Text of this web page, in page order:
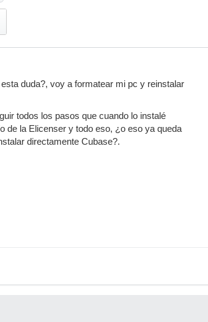
duda?, voy a formatear mi pc y reinstalar
todos los pasos que cuando lo instalé
de la Elicenser y todo eso, ¿o eso ya queda
directamente Cubase?.